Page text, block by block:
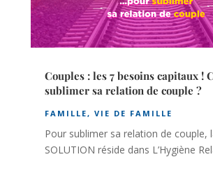
Couples : les 7 besoins capitaux !
sublimer sa relation de couple ?
FAMILLE, VIE DE FAMILLE
Pour sublimer sa relation de couple,
SOLUTION réside dans L’Hygiène